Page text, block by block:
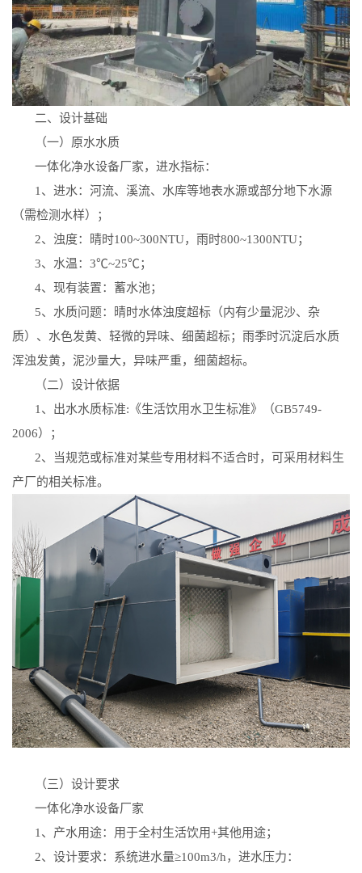
二、设计基础
（一）原水水质
一体化净水设备厂家，进水指标：
1、进水：河流、溪流、水库等地表水源或部分地下水源
（需检测水样）；
2、浊度：晴时100~300NTU，雨时800~1300NTU；
3、水温： 3℃~25℃；
4、现有装置：蓄水池；
5、水质问题：晴时水体浊度超标（内有少量泥沙、杂
质）、水色发黄、轻微的异味、细菌超标；雨季时沉淀后水质
浑浊发黄，泥沙量大，异味严重，细菌超标。
（二）设计依据
1、出水水质标准: 《生活饮用水卫生标准》（GB5749-
2006）；
2、当规范或标准对某些专用材料不适合时，可采用材料生
产厂的相关标准。
（三）设计要求
一体化净水设备厂家
1 、产水用途：用于全村生活饮用+其他用途；
2、设计要求：系统进水量≥100m3/h，进水压力：